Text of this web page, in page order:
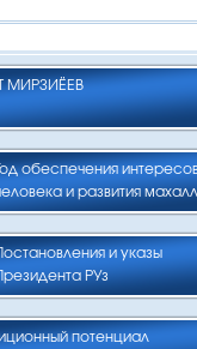
МИРЗИЁЕВ
обеспечения
и развития
и указы
Президента РУз
потенциал